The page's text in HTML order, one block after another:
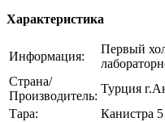
Характеристика
Информация:
Первый
Страна/
Производитель:
Турция
Тара:
Канистра